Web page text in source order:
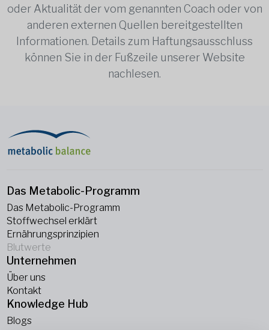
oder Aktualität der vom genannten Coach oder von
anderen externen Quellen bereitgestellten
Informationen. Details zum Haftungsausschluss
können Sie in der Fußzeile unserer Website
nachlesen.
Das Metabolic-Programm
Das Metabolic-Programm
Stoffwechsel erklärt
Ernährungsprinzipien
Blutwerte
Unternehmen
Über uns
Kontakt
Knowledge Hub
Blogs